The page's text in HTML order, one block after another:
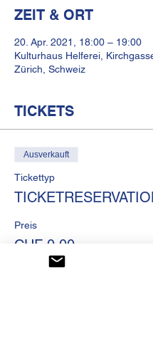
ZEIT & ORT
20. Apr. 2021, 18:00 – 19:00
Kulturhaus Helferei,
Zürich, Schweiz
TICKETS
Ausverkauft
Tickettyp
Preis
CHF 0.00